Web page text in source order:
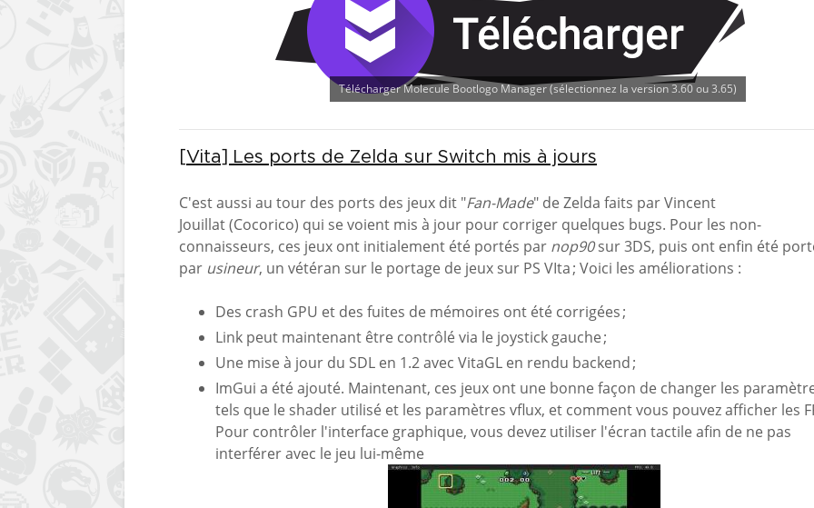
Télécharger Molecule Bootlogo Manager (sélectionnez la version 3.60 ou 3.65)
[Vita] Les ports de Zelda sur Switch mis à jours
C'est aussi au tour des ports des jeux dit "Fan-Made" de Zelda faits par Vincent
Jouillat(Cocorico) qui se voient mis à jour pour corriger quelques bugs. Pour les non-
connaisseurs, ces jeux ont initialement été portés par nop90sur 3DS, puis ont enfin été
par usineur, un vétéran sur le portage de jeux sur PS VIta ; Voici les améliorations :
Des crash GPU et des fuites de mémoires ont été corrigées ;
Link peut maintenant être contrôlé via le joystick gauche ;
Une mise à jour du SDL en 1.2 avec VitaGL en rendu backend ;
ImGui a été ajouté. Maintenant, ces jeux ont une bonne façon de changer les
tels que le shader utilisé et les paramètres vflux, et comment vous pouvez afficher les
Pour contrôler l'interface graphique, vous devez utiliser l'écran tactile afin de ne pas
interférer avec le jeu lui-même